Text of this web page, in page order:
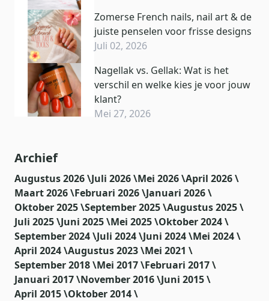
Zomerse French nails, nail art & de
juiste penselen voor frisse designs
Juli 02, 2026
Nagellak vs. Gellak: Wat is het
verschil en welke kies je voor jouw
klant?
Mei 27, 2026
Archief
Augustus 2026 \Juli 2026 \Mei 2026 \April 2026 \
Maart 2026 \Februari 2026 \Januari 2026 \
Oktober 2025 \September 2025 \Augustus 2025 \
Juli 2025 \Juni 2025 \Mei 2025 \Oktober 2024 \
September 2024 \Juli 2024 \Juni 2024 \Mei 2024 \
April 2024 \Augustus 2023 \Mei 2021 \
September 2018 \Mei 2017 \Februari 2017 \
Januari 2017 \November 2016 \Juni 2015 \
April 2015 \Oktober 2014 \